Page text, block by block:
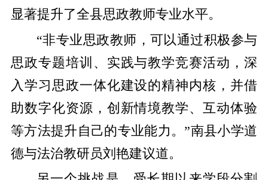
显著提升了全县思政教师专业水平。
“非专业思政教师，可以通过积极参与
思政专题培训、实践与教学竞赛活动，深
入学习思政一体化建设的精神内核，并借
助数字化资源，创新情境教学、互动体验
等方法提升自己的专业能力。”南县小学道
德与法治教研员刘艳建议道。